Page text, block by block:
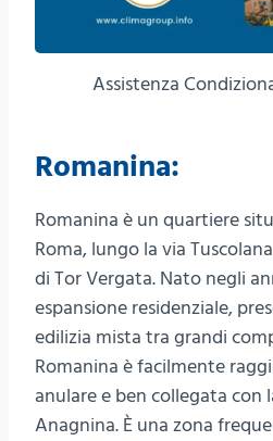
Assistenza
Romanina:
Romanina è un quartiere
Roma, lungo la via
di Tor Vergata. Nato negli
espansione residenziale,
edilizia mista tra grandi
Romanina è facilmente
anulare e ben collegata
Anagnina. È una zona